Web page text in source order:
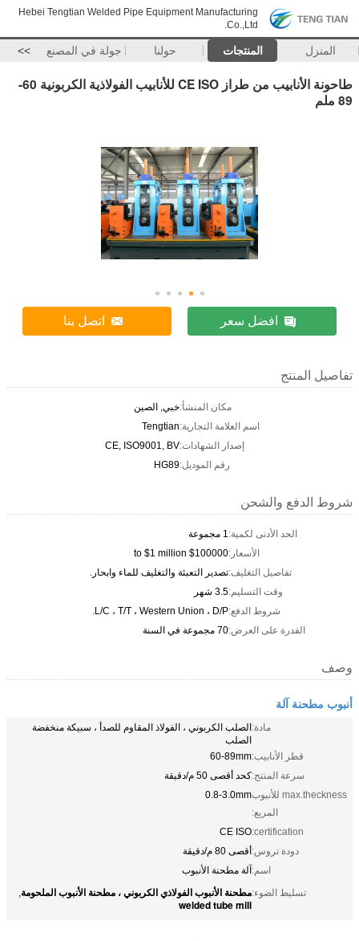
Hebei Tengtian Welded Pipe Equipment Manufacturing
Co.,Ltd.
المنزل المنتجات حولنا جولة في المصنع >>
طاحونة الأنابيب من طراز CE ISO للأنابيب الفولاذية الكربونية 60-
89 ملم
افضل سعر اتصل بنا
تفاصيل المنتج
مكان المنشأ:خبي, الصين
اسم العلامة التجارية:Tengtian
إصدار الشهادات:CE, ISO9001, BV
رقم الموديل:HG89
شروط الدفع والشحن
الحد الأدنى لكمية:1 مجموعة
الأسعار:$100000 to $1 million
تفاصيل التغليف:تصدير التعبئة والتغليف للماء وابحار.
وقت التسليم:3.5 شهر
شروط الدفع:L/C ، T/T ، Western Union ، D/P.
القدرة على العرض:70 مجموعة في السنة
وصف
أنبوب مطحنة آلة
مادة:الصلب الكربوني ، الفولاذ المقاوم للصدأ ، سبيكة منخفضة
الصلب
قطر الأنابيب:60-89mm
سرعة المنتج:كحد أقصى 50 م/دقيقة
max.theckness للأنبوب
المربع:
0.8-3.0mm
certification:
CE ISO
دودة تروس:أقصى 80 م/دقيقة
اسم:آلة مطحنة الأنبوب
تسليط الضوء:مطحنة الأنبوب الفولاذي الكربوني ، مطحنة الأنبوب الملحومة,
welded tube mill